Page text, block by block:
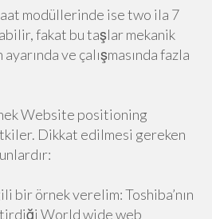
modüllerinde ise two ila 7
fakat bu taşlar mekanik
ve çalışmasında fazla
Website positioning
Dikkat edilmesi gereken
bir örnek verelim: Toshiba’nın
World wide web